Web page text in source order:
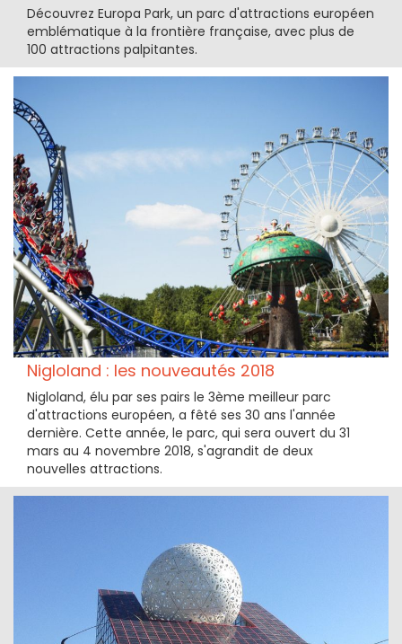
Découvrez Europa Park, un parc d'attractions européen
emblématique à la frontière française, avec plus de
100 attractions palpitantes.
Nigloland : les nouveautés 2018
Nigloland, élu par ses pairs le 3ème meilleur parc
d'attractions européen, a fêté ses 30 ans l'année
dernière. Cette année, le parc, qui sera ouvert du 31
mars au 4 novembre 2018, s'agrandit de deux
nouvelles attractions.